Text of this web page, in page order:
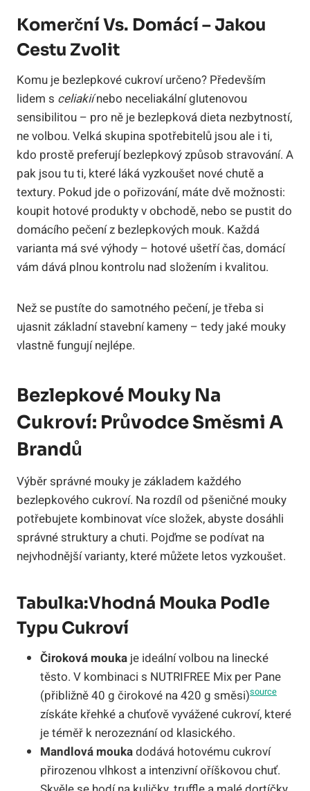
Komerční Vs. Domácí – Jakou
Cestu Zvolit
Komu je bezlepkové cukroví určeno? Především
lidem s celiakiínebo neceliakální glutenovou
sensibilitou – pro ně je bezlepková dieta nezbytností,
ne volbou. Velká skupina spotřebitelů jsou ale i ti,
kdo prostě preferují bezlepkový způsob stravování. A
pak jsou tu ti, které láká vyzkoušet nové chutě a
textury. Pokud jde o pořizování, máte dvě možnosti:
koupit hotové produkty v obchodě, nebo se pustit do
domácího pečení z bezlepkových mouk. Každá
varianta má své výhody – hotové ušetří čas, domácí
vám dává plnou kontrolu nad složením i kvalitou.
Než se pustíte do samotného pečení, je třeba si
ujasnit základní stavební kameny – tedy jaké mouky
vlastně fungují nejlépe.
Bezlepkové Mouky Na
Cukroví: Průvodce Směsmi A
Brandů
Výběr správné mouky je základem každého
bezlepkového cukroví. Na rozdíl od pšeničné mouky
potřebujete kombinovat více složek, abyste dosáhli
správné struktury a chuti. Pojďme se podívat na
nejvhodnější varianty, které můžete letos vyzkoušet.
Tabulka:Vhodná Mouka Podle
Typu Cukroví
Čiroková mouka je ideální volbou na linecké
těsto. V kombinaci s NUTRIFREE Mix per Pane
(přibližně 40 g čirokové na 420 g směsi)source
získáte křehké a chuťově vyvážené cukroví, které
je téměř k nerozeznání od klasického.
Mandlová moukadodává hotovému cukroví
přirozenou vlhkost a intenzivní oříškovou chuť.